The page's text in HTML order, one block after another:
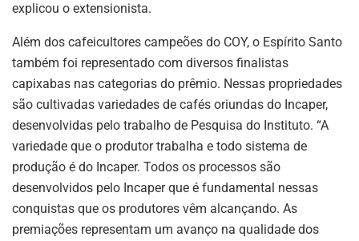
explicou o extensionista.
Além dos cafeicultores campeões do COY, o Espírito Santo
também foi representado com diversos finalistas
capixabas nas categorias do prêmio. Nessas propriedades
são cultivadas variedades de cafés oriundas do Incaper,
desenvolvidas pelo trabalho de Pesquisa do Instituto. “A
variedade que o produtor trabalha e todo sistema de
produção é do Incaper. Todos os processos são
desenvolvidos pelo Incaper que é fundamental nessas
conquistas que os produtores vêm alcançando. As
premiações representam um avanço na qualidade dos